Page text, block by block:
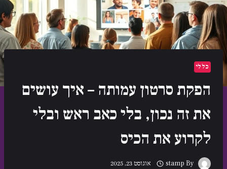
כללי
הפקת סרטון עמותה – איך עושים
את זה נכון, בלי כאב ראש ובלי
לקרוע את הכיס
By
stamp אוגוסט 23, 2025